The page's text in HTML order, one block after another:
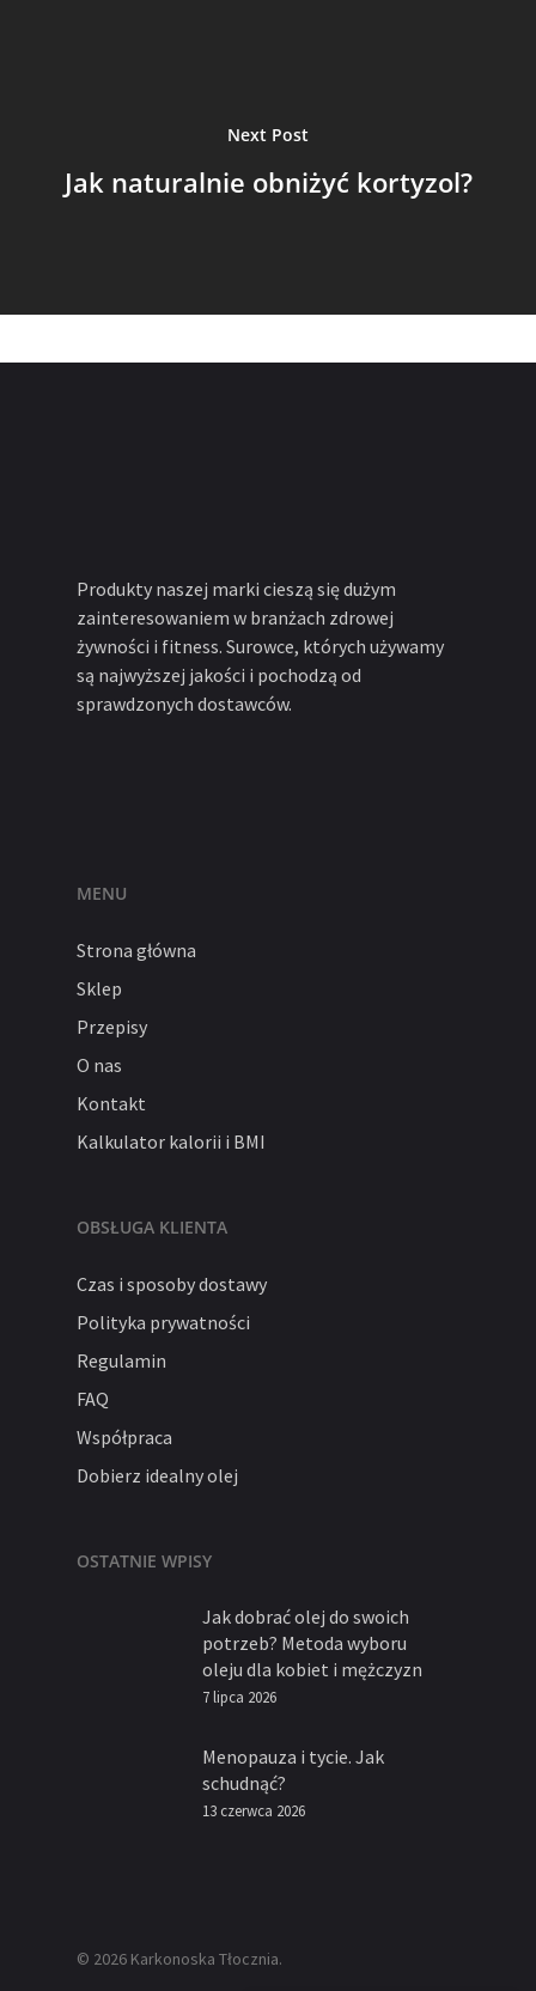
Next Post
Jak naturalnie obniżyć kortyzol?
Produkty naszej marki cieszą się dużym
zainteresowaniem w branżach zdrowej
żywności i fitness. Surowce, których używamy
są najwyższej jakości i pochodzą od
sprawdzonych dostawców.
MENU
Strona główna
Sklep
Przepisy
O nas
Kontakt
Kalkulator kalorii i BMI
OBSŁUGA KLIENTA
Czas i sposoby dostawy
Polityka prywatności
Regulamin
FAQ
Współpraca
Dobierz idealny olej
OSTATNIE WPISY
Jak dobrać olej do swoich
potrzeb? Metoda wyboru
oleju dla kobiet i mężczyzn
7 lipca 2026
Menopauza i tycie. Jak
schudnąć?
13 czerwca 2026
© 2026 Karkonoska Tłocznia.